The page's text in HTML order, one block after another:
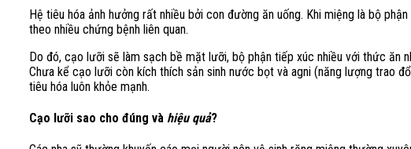
Hệ tiêu hóa ảnh hưởng rất nhiều bởi con đường ăn uống. Khi miệng là bộ
theo nhiều chứng bệnh liên quan.
Do đó, cạo lưỡi sẽ làm sạch bề mặt lưỡi, bộ phận tiếp xúc nhiều với thức ăn
Chưa kể cạo lưỡi còn kích thích sản sinh nước bọt và agni (năng lượng trao
tiêu hóa luôn khỏe mạnh.
Cạo lưỡi sao cho đúng và hiệu quả?